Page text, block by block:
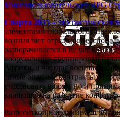
Многопользовательские RPG
Спарта 2035– это тактическая
элементами глобального
возглавляет отряд
разворачивается в недалёком
вооружённые группировки
Африки, а частная военная
самые опасные контракты.
участвовать в боях, но и
влияющие на развитие
Разработкой и изданием игры